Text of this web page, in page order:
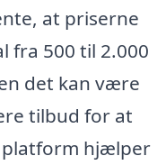
at priserne
fra 500 til 2.000
det kan være
tilbud for at
platform hjælper